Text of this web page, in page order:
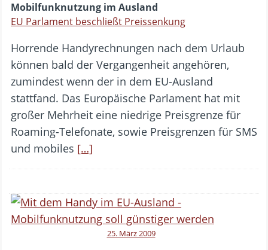
Mobilfunknutzung im Ausland
EU Parlament beschließt Preissenkung
Horrende Handyrechnungen nach dem Urlaub
können bald der Vergangenheit angehören,
zumindest wenn der in dem EU-Ausland
stattfand. Das Europäische Parlament hat mit
großer Mehrheit eine niedrige Preisgrenze für
Roaming-Telefonate, sowie Preisgrenzen für SMS
und mobiles […]
25. März 2009